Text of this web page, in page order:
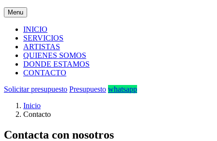
Menu
INICIO
SERVICIOS
ARTISTAS
QUIENES SOMOS
DONDE ESTAMOS
CONTACTO
Solicitar presupuesto Presupuesto whatsapp
Inicio
Contacto
Contacta con nosotros